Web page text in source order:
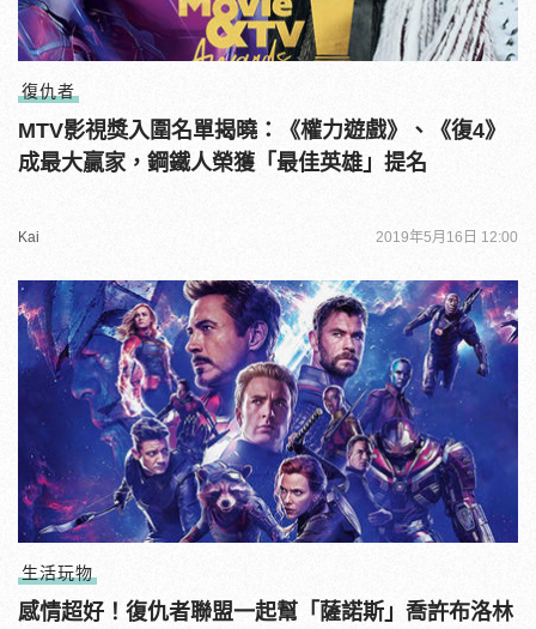
復仇者
MTV影視獎入圍名單揭曉：《權力遊戲》、《復4》
成最大贏家，鋼鐵人榮獲「最佳英雄」提名
Kai 2019年5月16日 12:00
生活玩物
感情超好！復仇者聯盟一起幫「薩諾斯」喬許布洛林